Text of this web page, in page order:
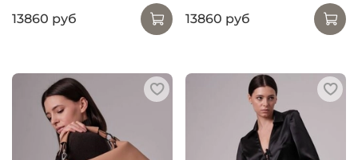
13860 руб
13860 руб